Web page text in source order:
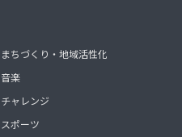
まちづくり・地域活性化
音楽
チャレンジ
スポーツ